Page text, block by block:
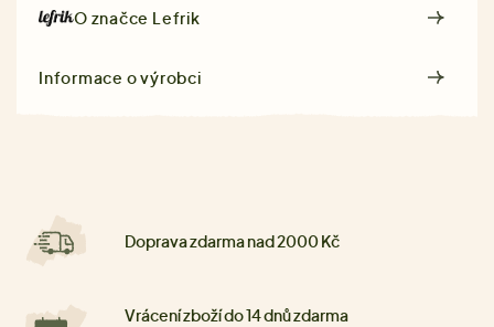
O značce Lefrik
Informace o výrobci
Doprava zdarma nad 2000 Kč
Vrácení zboží do 14 dnů zdarma